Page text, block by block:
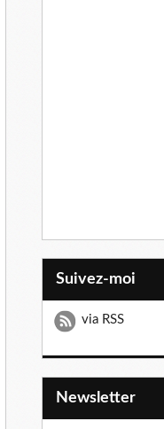
Suivez-moi
via RSS
Newsletter